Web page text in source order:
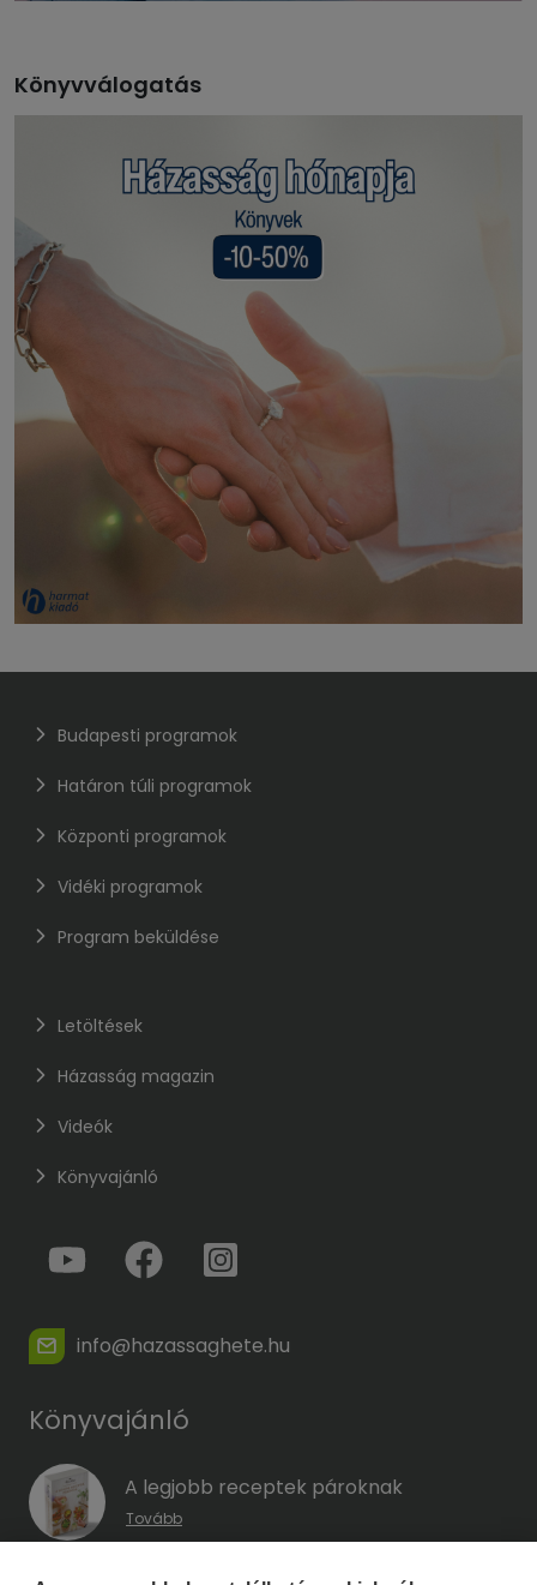
Könyvválogatás
Budapesti programok
Határon túli programok
Központi programok
Vidéki programok
Program beküldése
Letöltések
Házasság magazin
Videók
Könyvajánló
info@hazassaghete.hu
Könyvajánló
A legjobb receptek pároknak
Tovább
A hűség kódja – Hogyan előzd meg a